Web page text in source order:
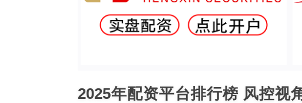
2025年配资平台排行榜 风控视